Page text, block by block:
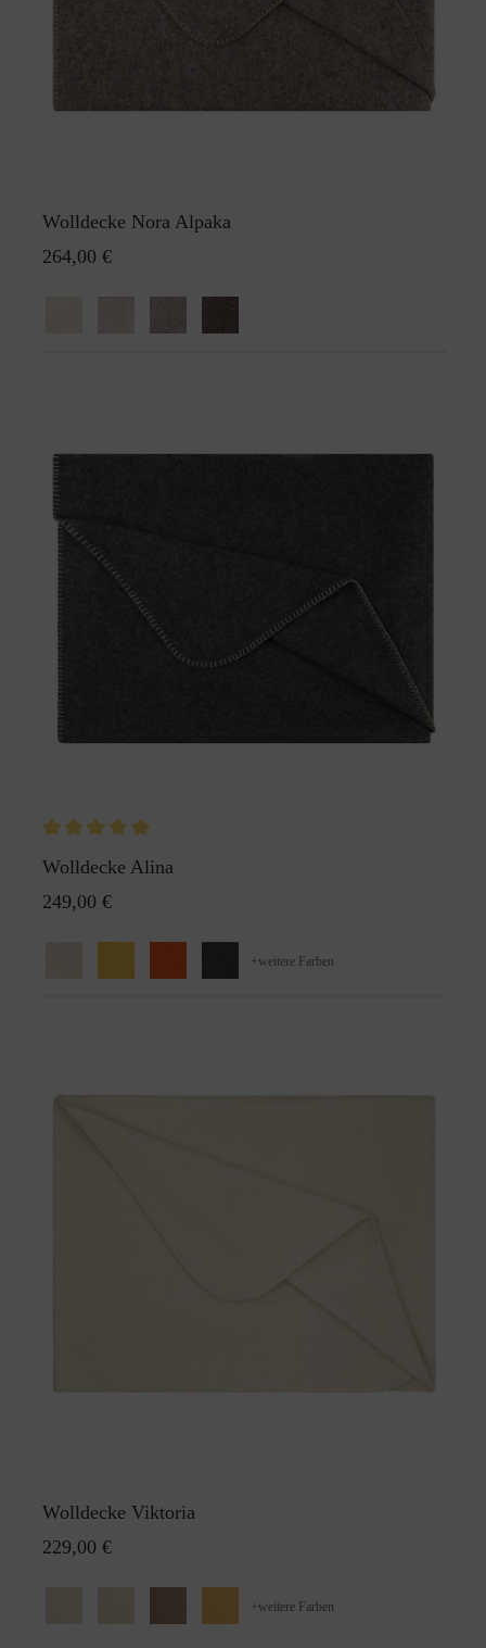
Wolldecke Nora Alpaka
264,00 €
Wolldecke Alina
249,00 €
+weitere Farben
Wolldecke Viktoria
229,00 €
+weitere Farben